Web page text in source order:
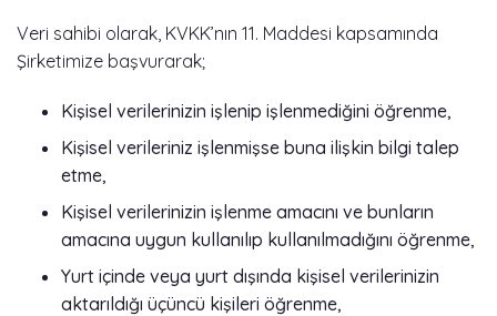
Veri sahibi olarak, KVKK’nın 11. Maddesi kapsamında
Şirketimize başvurarak;
Kişisel verilerinizin işlenip işlenmediğini öğrenme,
Kişisel verileriniz işlenmişse buna ilişkin bilgi talep
etme,
Kişisel verilerinizin işlenme amacını ve bunların
amacına uygun kullanılıp kullanılmadığını öğrenme,
Yurt içinde veya yurt dışında kişisel verilerinizin
aktarıldığı üçüncü kişileri öğrenme,